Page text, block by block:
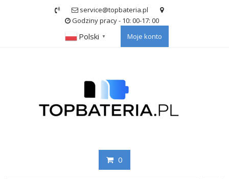
service@topbateria.pl
Godziny pracy - 10: 00-17: 00
Polski ▼ Moje konto
0